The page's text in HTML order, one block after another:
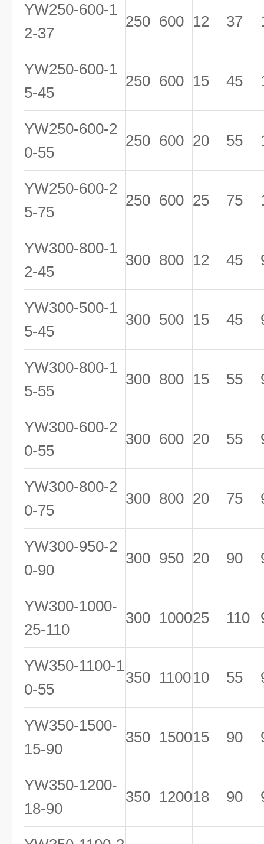
YW250-600-1
2-37
250 600 12 37
YW250-600-1
5-45
250 600 15 45
YW250-600-2
0-55
250 600 20 55
YW250-600-2
5-75
250 600 25 75
YW300-800-1
2-45
300 800 12 45
YW300-500-1
5-45
300 500 15 45
YW300-800-1
5-55
300 800 15 55
YW300-600-2
0-55
300 600 20 55
YW300-800-2
0-75
300 800 20 75
YW300-950-2
0-90
300 950 20 90
YW300-1000-
25-110
300 100025 110
YW350-1100-1
0-55
350 110010 55
YW350-1500-
15-90
350 150015 90
YW350-1200-
18-90
350 120018 90